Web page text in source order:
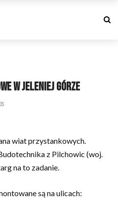
w Jeleniej Górze
wiat przystankowych.
z Pilchowic (woj.
na to zadanie.
są na ulicach: